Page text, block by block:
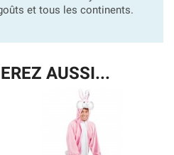
et tous les continents.
AUSSI...